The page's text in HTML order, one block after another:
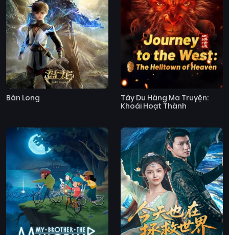
Bàn Long
Tây Du Hàng Ma Truyện:
Khoái Hoạt Thành